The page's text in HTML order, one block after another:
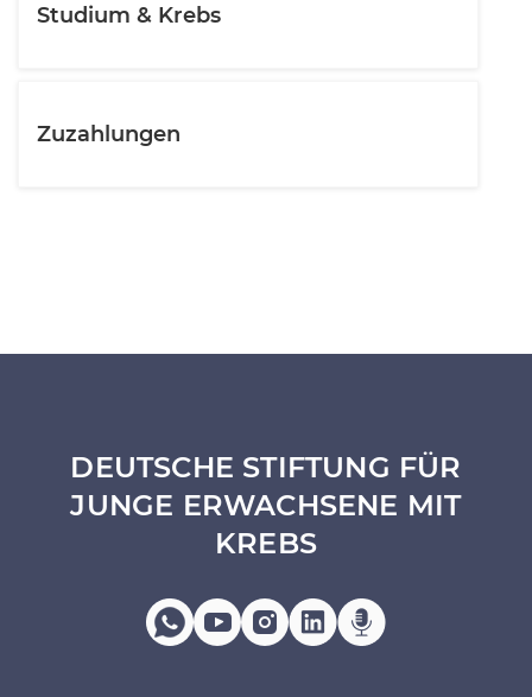
Studium & Krebs
Zuzahlungen
DEUTSCHE STIFTUNG FÜR
JUNGE ERWACHSENE MIT
KREBS